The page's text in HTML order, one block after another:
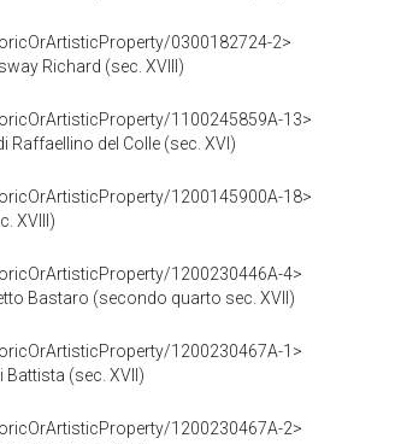
0300182724-2>
Richard (sec. XVIII)
1100245859A-13>
Raffaellino del Colle (sec. XVI)
1200145900A-18>
XVIII)
1200230446A-4>
Bastaro (secondo quarto sec. XVII)
1200230467A-1>
(sec. XVII)
1200230467A-2>